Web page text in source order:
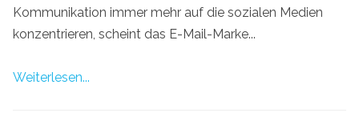
Kommunikation immer mehr auf die sozialen Medien
konzentrieren, scheint das E-Mail-Marke...
Weiterlesen...